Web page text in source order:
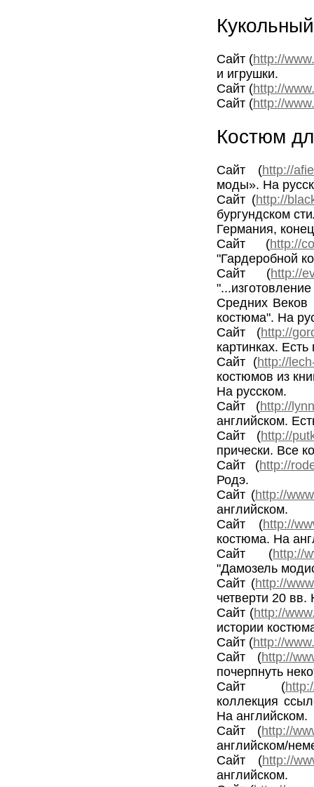
Сайт (http://
и игрушки.
Сайт (http://
Сайт (http://
Костюм
Сайт (http://
моды». На
Сайт (http://
бургундском
Германия,
Сайт (http://
"Гардеробной
Сайт (http://
Средних Веков
костюма". На
Сайт (http://
картинках.
Сайт (http://
костюмов из
На русском.
Сайт (http://
английском.
Сайт (http://
прически. Все
Сайт (http://
Родэ.
Сайт (http://
английском.
Сайт (http://
костюма. На
Сайт (http://
"Дамозель
Сайт (http://
четверти 20
Сайт (http://
истории
Сайт (http://
Сайт (http://
почерпнуть
Сайт (
коллекция
На английском.
Сайт (http://
английском/
Сайт (http://
английском.